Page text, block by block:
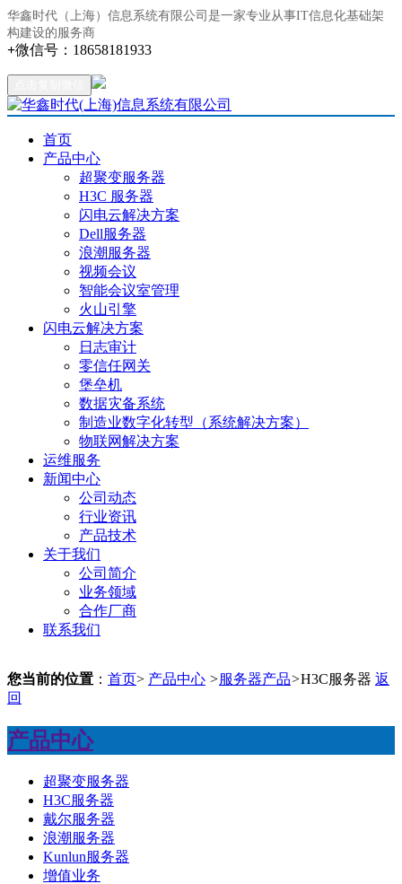
华鑫时代（上海）信息系统有限公司是一家专业从事IT信息化基础架
构建设的服务商
+微信号： 18658181933
首页
产品中心
超聚变服务器
H3C 服务器
闪电云解决方案
Dell服务器
浪潮服务器
视频会议
智能会议室管理
火山引擎
闪电云解决方案
日志审计
零信任网关
堡垒机
数据灾备系统
制造业数字化转型（系统解决方案）
物联网解决方案
运维服务
新闻中心
公司动态
行业资讯
产品技术
关于我们
公司简介
业务领域
合作厂商
联系我们
您当前的位置 ： 首页> 产品中心 >服务器产品>H3C服务器 返
回
产品中心
超聚变服务器
H3C服务器
戴尔服务器
浪潮服务器
Kunlun服务器
增值业务